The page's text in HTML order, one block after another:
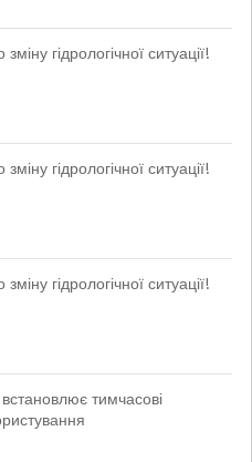
гідрологічної ситуації!
гідрологічної ситуації!
гідрологічної ситуації!
тимчасові